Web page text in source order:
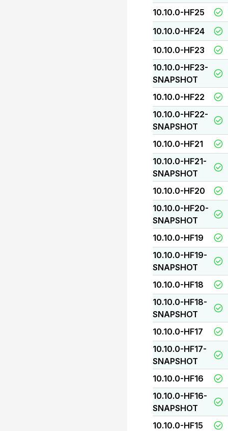
10.10.0-HF25
10.10.0-HF24
10.10.0-HF23
10.10.0-HF23-
SNAPSHOT
10.10.0-HF22
10.10.0-HF22-
SNAPSHOT
10.10.0-HF21
10.10.0-HF21-
SNAPSHOT
10.10.0-HF20
10.10.0-HF20-
SNAPSHOT
10.10.0-HF19
10.10.0-HF19-
SNAPSHOT
10.10.0-HF18
10.10.0-HF18-
SNAPSHOT
10.10.0-HF17
10.10.0-HF17-
SNAPSHOT
10.10.0-HF16
10.10.0-HF16-
SNAPSHOT
10.10.0-HF15